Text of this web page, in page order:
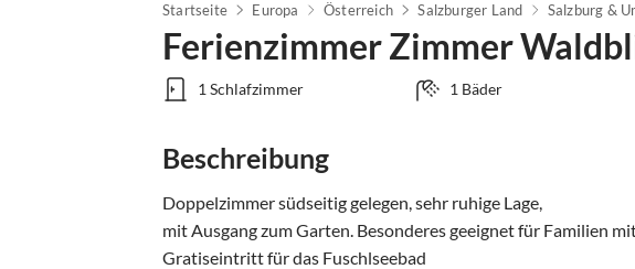
Startseite Europa Österreich Salzburger Land Salzburg &
Ferienzimmer Zimmer
1 Schlafzimmer 1 Bäder
Beschreibung
Doppelzimmer südseitig gelegen, sehr ruhige Lage,
mit Ausgang zum Garten. Besonderes geeignet für Familien
Gratiseintritt für das Fuschlseebad